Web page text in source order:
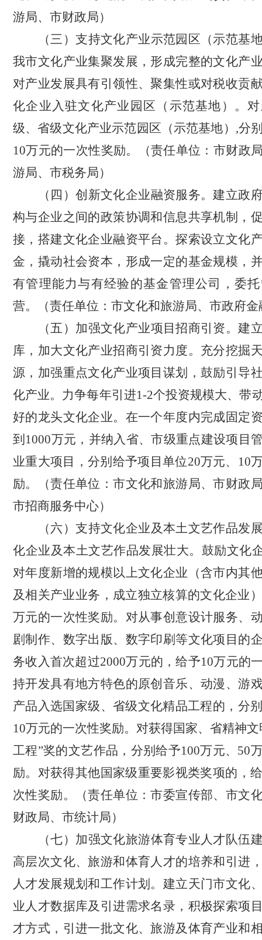
游局、市财政局）
（三）支持文化产业示范园区（示范基
我市文化产业集聚发展，形成完整的文化产
对产业发展具有引领性、聚集性或对税收贡
化企业入驻文化产业园区（示范基地）。
级、省级文化产业示范园区（示范基地） ,分
10万元的一次性奖励。
（责任单位：市财政
游局、市税务局）
（四）创新文化企业融资服务。建立政
构与企业之间的政策协调和信息共享机制 ，
接 ， 搭建文化企业融资平台 。探索设立文化
金，撬动社会资本，形成一定的基金规模，
有管理能力与有经验的基金管理公司，委
营。
（责任单位：市文化和旅游局、 市政府金
（五）加强文化产业项目招商引资。建
库 ， 加大文化产业招商引资力度。充分挖掘
源 ， 加强重点文化产业项目谋划 ，鼓励引导
化产业。力争每年引进1-2个投资规模大、带
好的龙头文化企业。在一个年度内完成固定
到1000万元 ， 并纳入省、市级重点建设项目
业重大项目 ， 分别给予项目单位20万元、10
励。
（责任单位：市文化和旅游局、市财政
市招商服务中心）
（六）支持文化企业及本土文艺作品发
化企业及本土文艺作品发展壮大。鼓励文化
对年度新增的规模以上文化企业（含市内其
及相关产业业务，成立独立核算的文化企业
万元的一次性奖励。对从事创意设计服务、
剧制作、数字出版、数字印刷等文化项目的
务收入首次超过2000万元的，给予10万元的
持开发具有地方特色的原创音乐、动漫、游
产品入选国家级、省级文化精品工程的 ， 分
10万元的一次性奖励。对获得国家、省精神
工程”奖的文艺作品，分别给予100万元、50
励。 对获得其他国家级重要影视类奖项的，
次性奖励。
（责任单位：市委宣传部、 市文
财政局、市统计局）
（七）加强文化旅游体育专业人才队伍
高层次文化、旅游和体育人才的培养和引进
人才发展规划和工作计划。建立天门市文化
业人才数据库及引进需求名录 ， 积极探索项
才方式 ， 引进一批文化、旅游及体育产业和